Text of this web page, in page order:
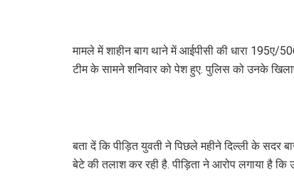
मामले में शाहीन बाग थाने में आईपीसी की धारा 195ए/
टीम के सामने शनिवार को पेश हुए. पुलिस को उनके
बता दें कि पीड़ित युवती ने पिछले महीने दिल्ली के सदर
बेटे की तलाश कर रही है. पीड़िता ने आरोप लगाया है कि